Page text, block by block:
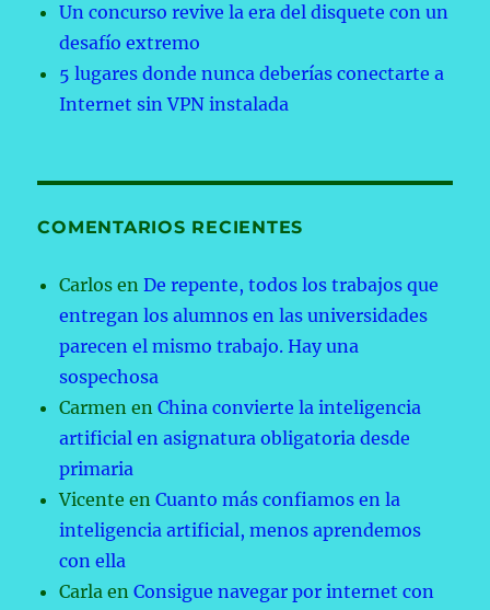
Un concurso revive la era del disquete con un
desafío extremo
5 lugares donde nunca deberías conectarte a
Internet sin VPN instalada
COMENTARIOS RECIENTES
Carlos enDe repente, todos los trabajos que
entregan los alumnos en las universidades
parecen el mismo trabajo. Hay una
sospechosa
Carmen enChina convierte la inteligencia
artificial en asignatura obligatoria desde
primaria
Vicente enCuanto más confiamos en la
inteligencia artificial, menos aprendemos
con ella
Carla enConsigue navegar por internet con